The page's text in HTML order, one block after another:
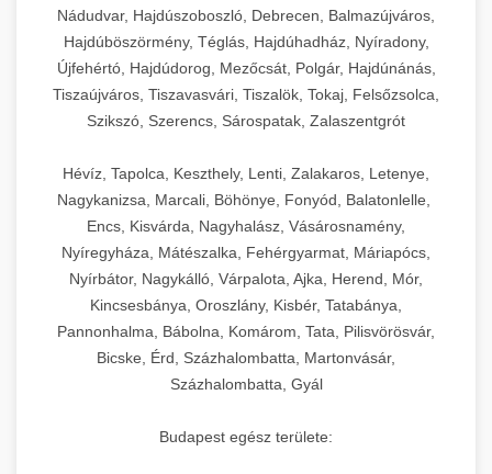
Nádudvar, Hajdúszoboszló, Debrecen, Balmazújváros,
Hajdúböszörmény, Téglás, Hajdúhadház, Nyíradony,
Újfehértó, Hajdúdorog, Mezőcsát, Polgár, Hajdúnánás,
Tiszaújváros, Tiszavasvári, Tiszalök, Tokaj, Felsőzsolca,
Szikszó, Szerencs, Sárospatak, Zalaszentgrót
Hévíz, Tapolca, Keszthely, Lenti, Zalakaros, Letenye,
Nagykanizsa, Marcali, Böhönye, Fonyód, Balatonlelle,
Encs, Kisvárda, Nagyhalász, Vásárosnamény,
Nyíregyháza, Mátészalka, Fehérgyarmat, Máriapócs,
Nyírbátor, Nagykálló, Várpalota, Ajka, Herend, Mór,
Kincsesbánya, Oroszlány, Kisbér, Tatabánya,
Pannonhalma, Bábolna, Komárom, Tata, Pilisvörösvár,
Bicske, Érd, Százhalombatta, Martonvásár,
Százhalombatta, Gyál
Budapest egész területe: